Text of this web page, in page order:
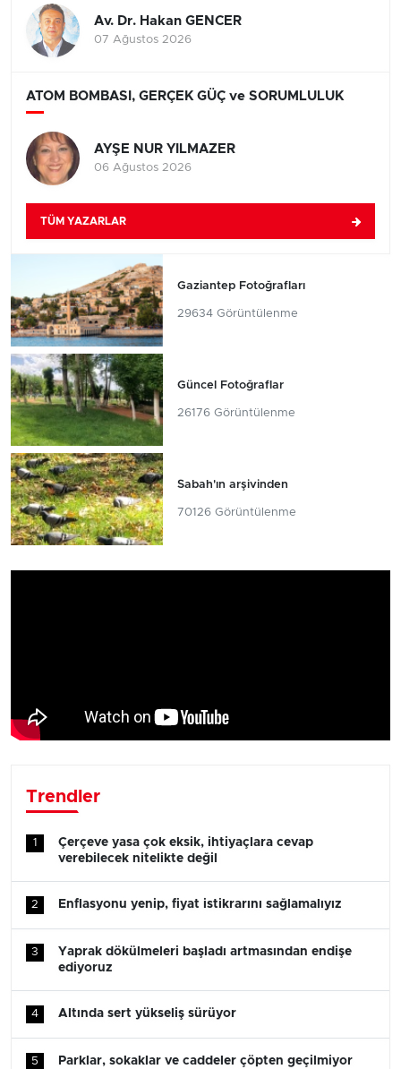
Av. Dr. Hakan GENCER
07 Ağustos 2026
ATOM BOMBASI, GERÇEK GÜÇ ve SORUMLULUK
AYŞE NUR YILMAZER
06 Ağustos 2026
TÜM YAZARLAR
Gaziantep Fotoğrafları
29634 Görüntülenme
Güncel Fotoğraflar
26176 Görüntülenme
Sabah'ın arşivinden
70126 Görüntülenme
Trendler
1
Çerçeve yasa çok eksik, ihtiyaçlara cevap
verebilecek nitelikte değil
2 Enflasyonu yenip, fiyat istikrarını sağlamalıyız
3
Yaprak dökülmeleri başladı artmasından endişe
ediyoruz
4 Altında sert yükseliş sürüyor
5 Parklar, sokaklar ve caddeler çöpten geçilmiyor